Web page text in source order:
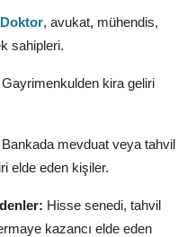
Doktor, avukat, mühendis,
sahipleri.
Gayrimenkulden kira geliri
Bankada mevduat veya tahvil
elde eden kişiler.
Hisse senedi, tahvil
kazancı elde eden